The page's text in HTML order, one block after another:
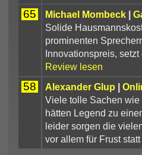
65 Michael Mombeck|
Solide
prominenten
Innovationspreis,
Review lesen
58 Alexander Glup |
Viele tolle Sachen
hätten Legend zu
leider sorgen die
vor allem für Frust